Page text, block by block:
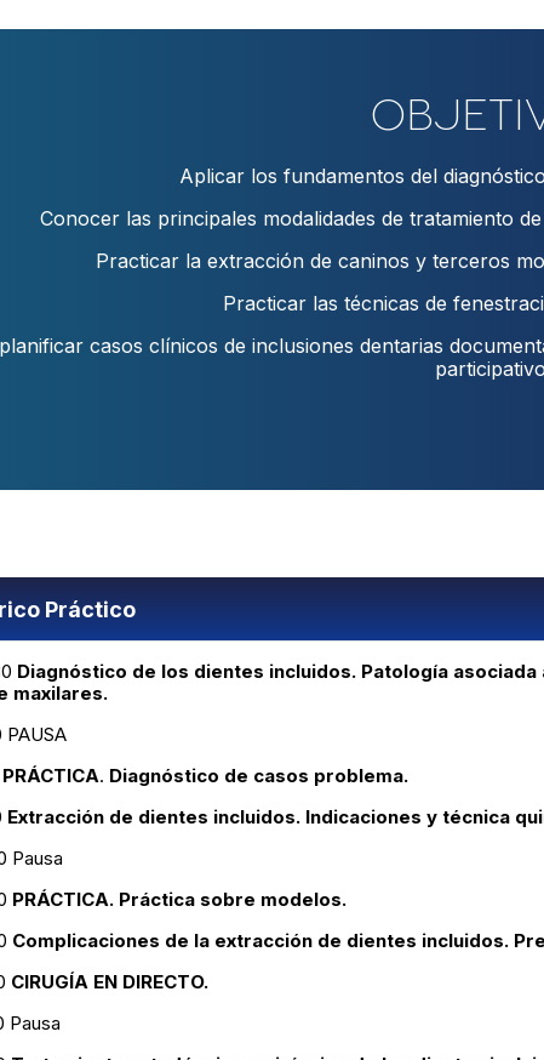
Aplicar los fundamentos del
Conocer las principales modalidades de tratamiento
Practicar la extracción de caninos y terceros
Practicar las técnicas de
casos clínicos de inclusiones dentarias
Práctico
Diagnóstico de los dientes incluidos. Patología
maxilares.
PAUSA
PRÁCTICA. Diagnóstico de casos problema.
Extracción de dientes incluidos. Indicaciones y técnica
Pausa
PRÁCTICA. Práctica sobre modelos.
Complicaciones de la extracción de dientes incluidos.
CIRUGÍA EN DIRECTO.
Pausa